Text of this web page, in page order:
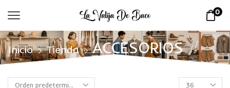
0
Inicio Tienda ACCESORIOS